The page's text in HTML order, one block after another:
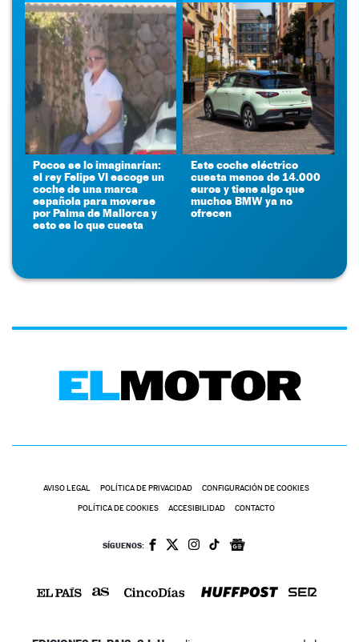
Pocos se lo imaginarían:
el rey Felipe VI escoge un
coche de una marca
española para moverse
por Palma de Mallorca y
esto es lo que cuesta
Este coche eléctrico
cuesta menos de 14.000
euros y tiene algo que
muchos BMW ya no
ofrecen
AVISO LEGAL POLÍTICA DE PRIVACIDAD CONFIGURACIÓN DE COOKIES
POLÍTICA DE COOKIES ACCESIBILIDAD CONTACTO
SÍGUENOS: